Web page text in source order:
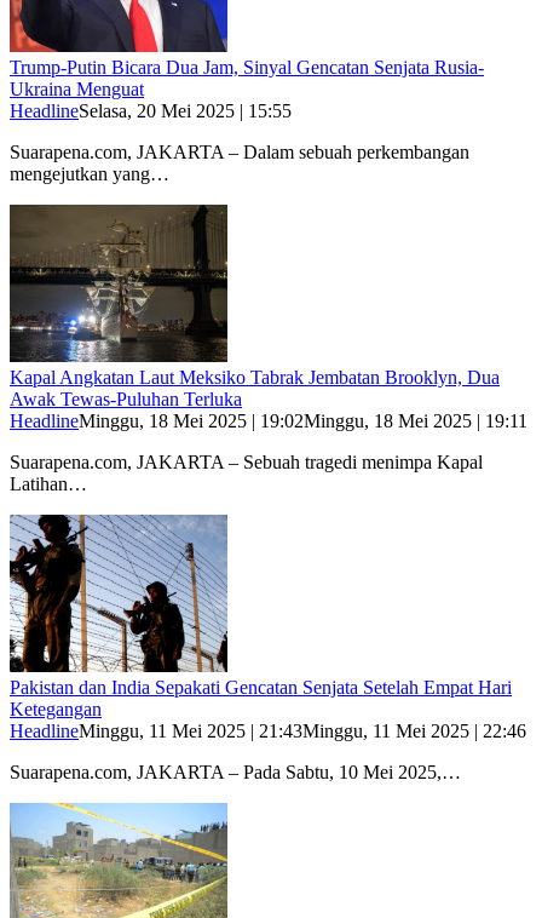
Trump-Putin Bicara Dua Jam, Sinyal Gencatan Senjata Rusia-
Ukraina Menguat
HeadlineSelasa, 20 Mei 2025 | 15:55
Suarapena.com, JAKARTA – Dalam sebuah perkembangan
mengejutkan yang…
Kapal Angkatan Laut Meksiko Tabrak Jembatan Brooklyn, Dua
Awak Tewas-Puluhan Terluka
HeadlineMinggu, 18 Mei 2025 | 19:02Minggu, 18 Mei 2025 | 19:11
Suarapena.com, JAKARTA – Sebuah tragedi menimpa Kapal
Latihan…
Pakistan dan India Sepakati Gencatan Senjata Setelah Empat Hari
Ketegangan
HeadlineMinggu, 11 Mei 2025 | 21:43Minggu, 11 Mei 2025 | 22:46
Suarapena.com, JAKARTA – Pada Sabtu, 10 Mei 2025,…